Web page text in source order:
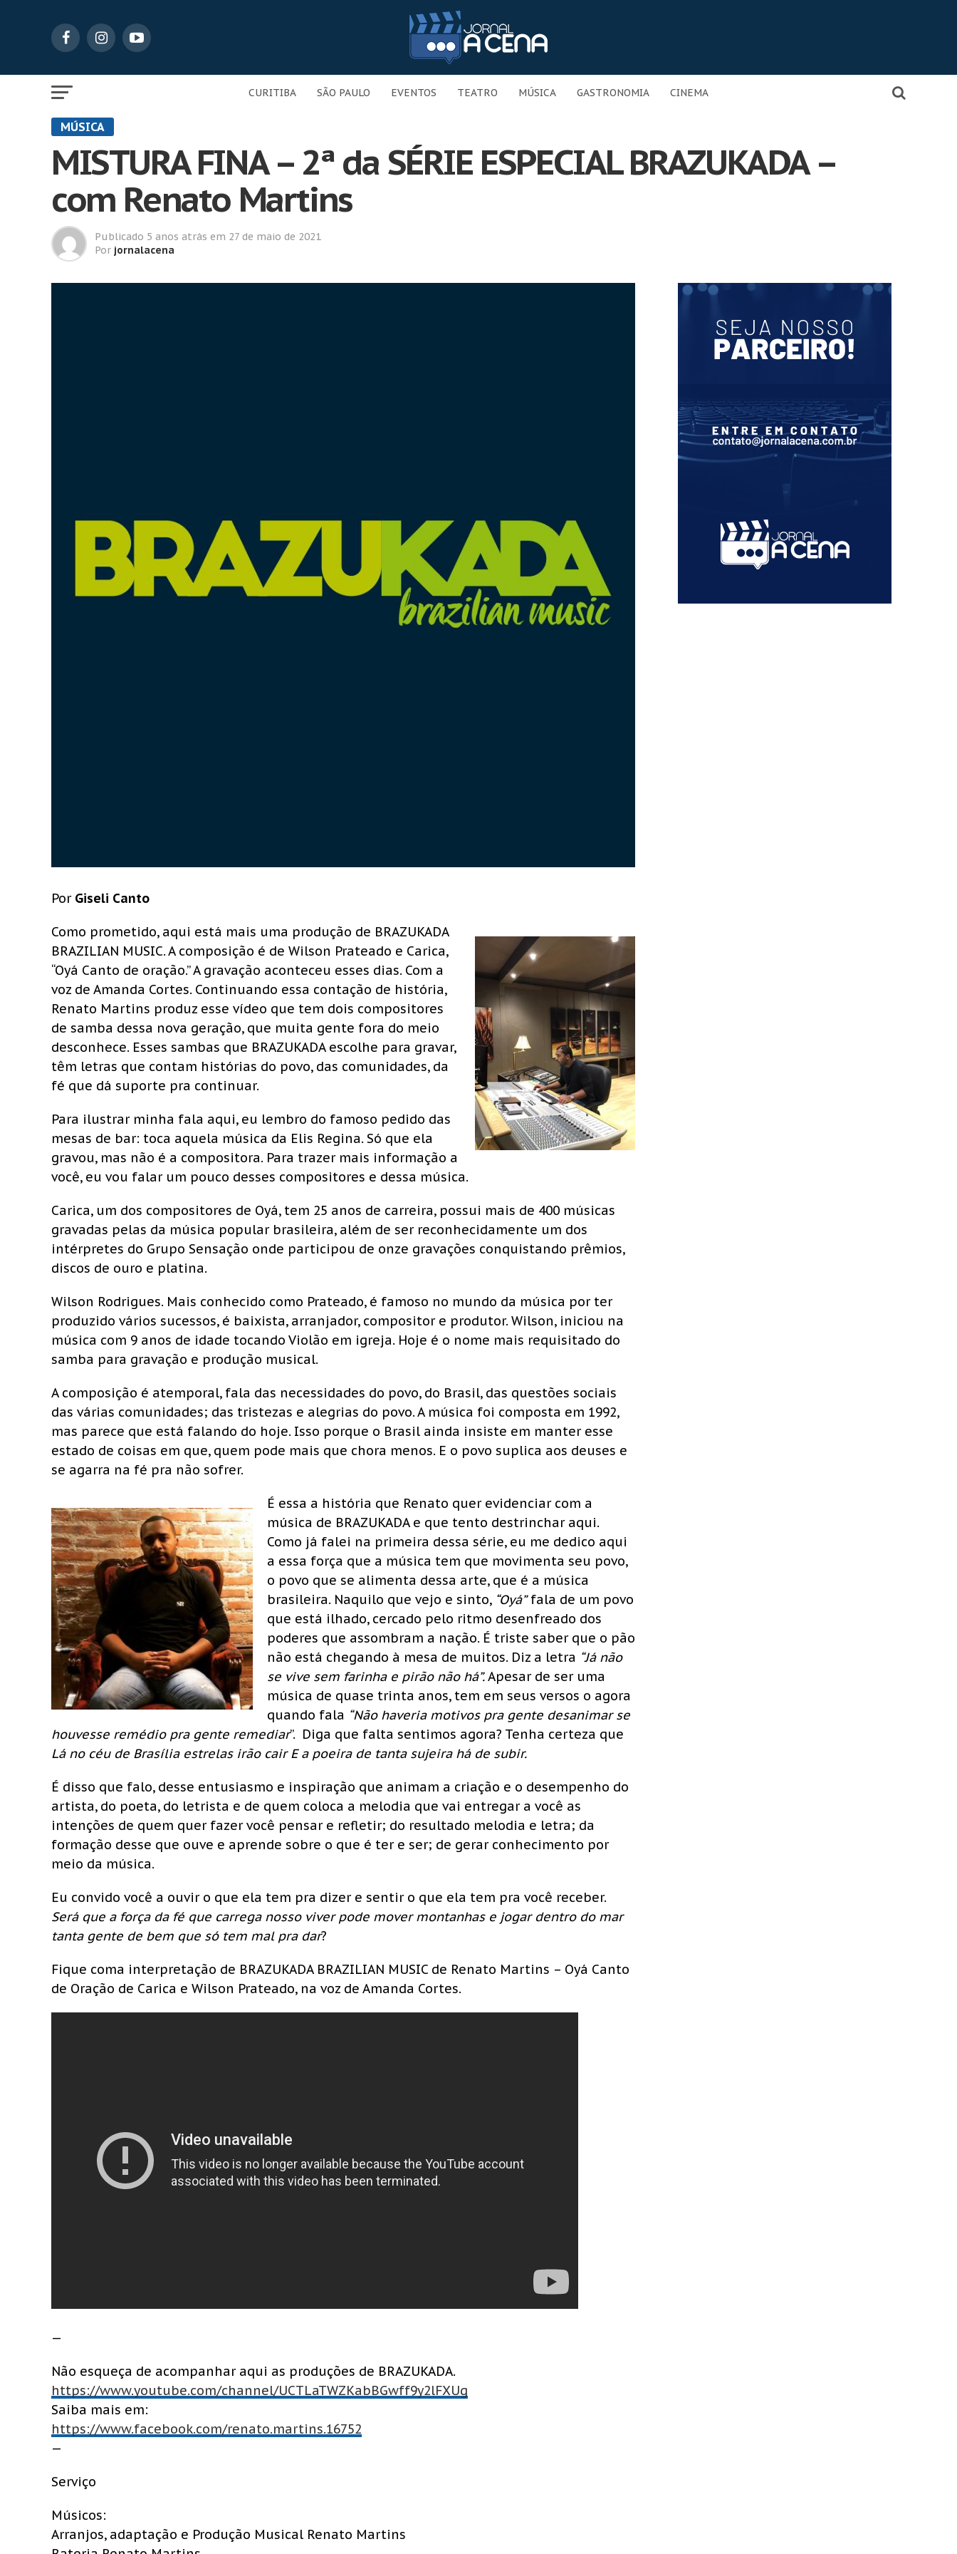
CURITIBA SÃO PAULO EVENTOS TEATRO MÚSICA GASTRONOMIA CINEMA
MÚSICA
MISTURA FINA – 2ª da SÉRIE ESPECIAL BRAZUKADA –
com Renato Martins
Publicado 5 anos atrás em 27 de maio de 2021
Por jornalacena
Por Giseli Canto
Como prometido, aqui está mais uma produção de BRAZUKADA
BRAZILIAN MUSIC. A composição é de Wilson Prateado e Carica,
“Oyá Canto de oração.” A gravação aconteceu esses dias. Com a
voz de Amanda Cortes. Continuando essa contação de história,
Renato Martins produz esse vídeo que tem dois compositores
de samba dessa nova geração, que muita gente fora do meio
desconhece. Esses sambas que BRAZUKADA escolhe para gravar,
têm letras que contam histórias do povo, das comunidades, da
fé que dá suporte pra continuar.
Para ilustrar minha fala aqui, eu lembro do famoso pedido das
mesas de bar: toca aquela música da Elis Regina. Só que ela
gravou, mas não é a compositora. Para trazer mais informação a
você, eu vou falar um pouco desses compositores e dessa música.
Carica, um dos compositores de Oyá, tem 25 anos de carreira, possui mais de 400 músicas
gravadas pelas da música popular brasileira, além de ser reconhecidamente um dos
intérpretes do Grupo Sensação onde participou de onze gravações conquistando prêmios,
discos de ouro e platina.
Wilson Rodrigues. Mais conhecido como Prateado, é famoso no mundo da música por ter
produzido vários sucessos, é baixista, arranjador, compositor e produtor. Wilson, iniciou na
música com 9 anos de idade tocando Violão em igreja. Hoje é o nome mais requisitado do
samba para gravação e produção musical.
A composição é atemporal, fala das necessidades do povo, do Brasil, das questões sociais
das várias comunidades; das tristezas e alegrias do povo. A música foi composta em 1992,
mas parece que está falando do hoje. Isso porque o Brasil ainda insiste em manter esse
estado de coisas em que, quem pode mais que chora menos. E o povo suplica aos deuses e
se agarra na fé pra não sofrer.
É essa a história que Renato quer evidenciar com a
música de BRAZUKADA e que tento destrinchar aqui.
Como já falei na primeira dessa série, eu me dedico aqui
a essa força que a música tem que movimenta seu povo,
o povo que se alimenta dessa arte, que é a música
brasileira. Naquilo que vejo e sinto, “Oyá”fala de um povo
que está ilhado, cercado pelo ritmo desenfreado dos
poderes que assombram a nação. É triste saber que o pão
não está chegando à mesa de muitos. Diz a letra “Já não
se vive sem farinha e pirão não há”.Apesar de ser uma
música de quase trinta anos, tem em seus versos o agora
quando fala “Não haveria motivos pra gente desanimar se
houvesse remédio pra gente remediar”. Diga que falta sentimos agora? Tenha certeza que
Lá no céu de Brasília estrelas irão cair E a poeira de tanta sujeira há de subir.
É disso que falo, desse entusiasmo e inspiração que animam a criação e o desempenho do
artista, do poeta, do letrista e de quem coloca a melodia que vai entregar a você as
intenções de quem quer fazer você pensar e refletir; do resultado melodia e letra; da
formação desse que ouve e aprende sobre o que é ter e ser; de gerar conhecimento por
meio da música.
Eu convido você a ouvir o que ela tem pra dizer e sentir o que ela tem pra você receber.
Será que a força da fé que carrega nosso viver pode mover montanhas e jogar dentro do mar
tanta gente de bem que só tem mal pra dar?
Fique coma interpretação de BRAZUKADA BRAZILIAN MUSIC de Renato Martins – Oyá Canto
de Oração de Carica e Wilson Prateado, na voz de Amanda Cortes.
—
Não esqueça de acompanhar aqui as produções de BRAZUKADA.
https://www.youtube.com/channel/UCTLaTWZKabBGwff9y2lFXUg
Saiba mais em:
https://www.facebook.com/renato.martins.16752
—
Serviço
Músicos:
Arranjos, adaptação e Produção Musical Renato Martins